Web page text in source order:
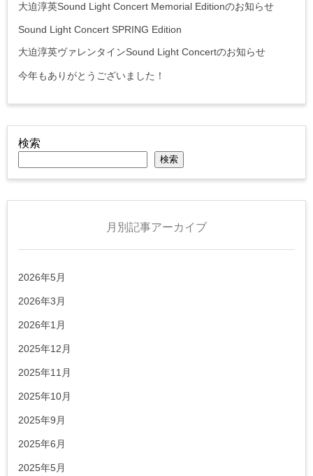
大迫淳英Sound Light Concert Memorial Editionのお知らせ
Sound Light Concert SPRING Edition
大迫淳英ヴァレンタインSound Light Concertのお知らせ
今年もありがとうございました！
検索
検索
月別記事アーカイブ
2026年5月
2026年3月
2026年1月
2025年12月
2025年11月
2025年10月
2025年9月
2025年6月
2025年5月